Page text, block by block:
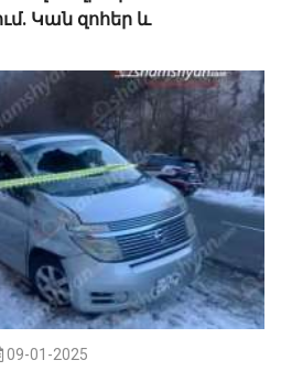
Կան զոհեր և
09-01-2025